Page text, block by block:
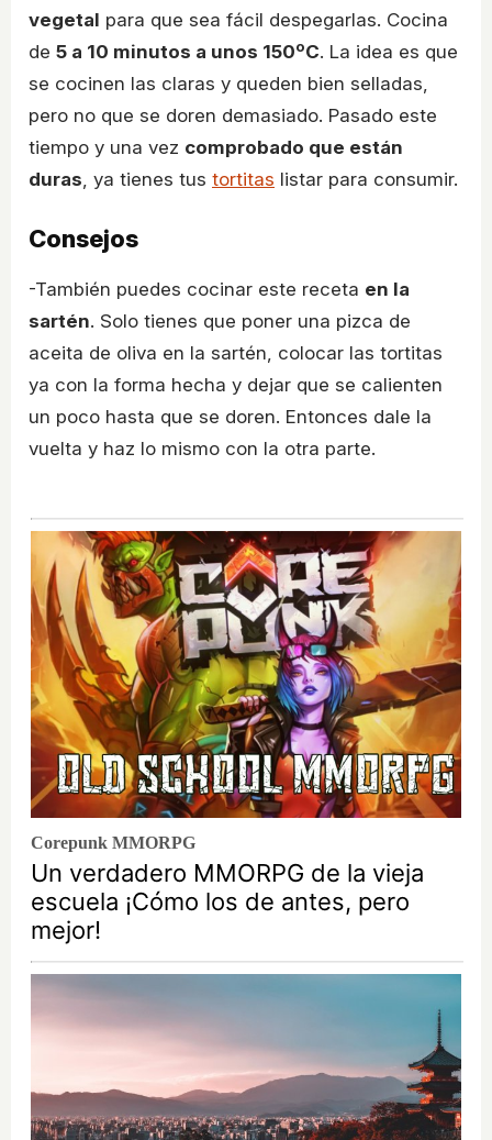
vegetal para que sea fácil despegarlas. Cocina
de 5 a 10 minutos a unos 150ºC. La idea es que
se cocinen las claras y queden bien selladas,
pero no que se doren demasiado. Pasado este
tiempo y una vez comprobado que están
duras , ya tienes tus tortitas listar para consumir.
Consejos
-También puedes cocinar este receta en la
sartén. Solo tienes que poner una pizca de
aceita de oliva en la sartén, colocar las tortitas
ya con la forma hecha y dejar que se calienten
un poco hasta que se doren. Entonces dale la
vuelta y haz lo mismo con la otra parte.
Corepunk MMORPG
Un verdadero MMORPG de la vieja
escuela ¡Cómo los de antes, pero
mejor!